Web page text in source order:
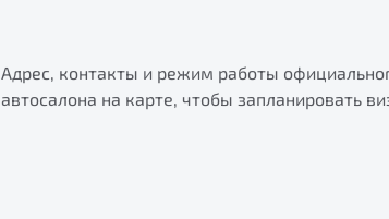
Адрес, контакты и режим работы
автосалона на карте, чтобы запланировать